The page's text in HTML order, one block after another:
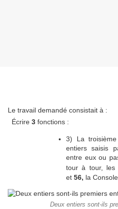
Le travail demandé consistait à :
Écrire 3 fonctions :
3) La
entiers saisis
entre eux ou
tour à tour, les
et 56, la
Deux entiers sont-ils